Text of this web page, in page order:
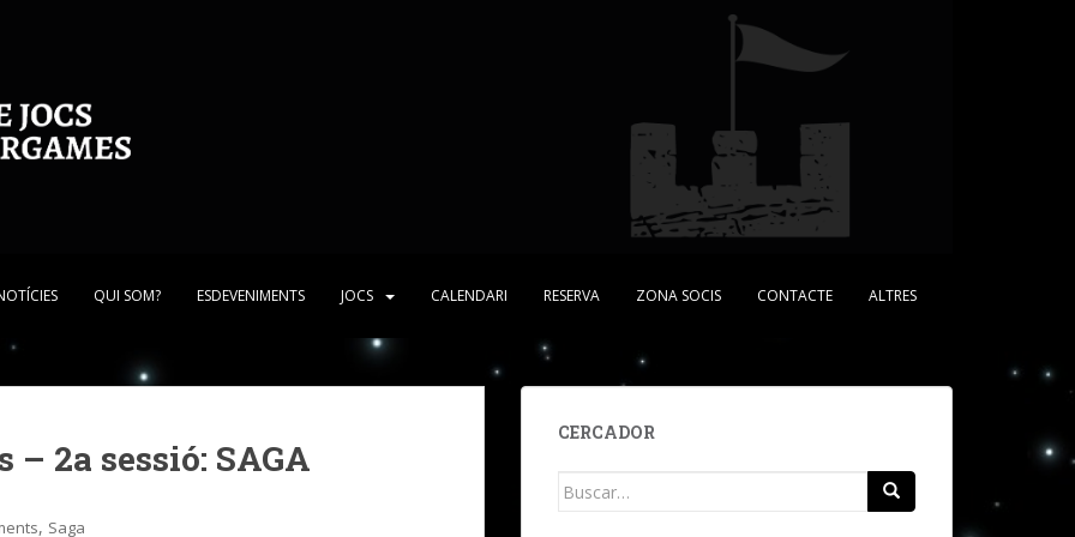
QUI SOM? ESDEVENIMENTS JOCS CALENDARI RESERVA ZONA SOCIS CONTACTE ALTRES
2a sessió: SAGA
, Saga
CERCADOR
Buscar: